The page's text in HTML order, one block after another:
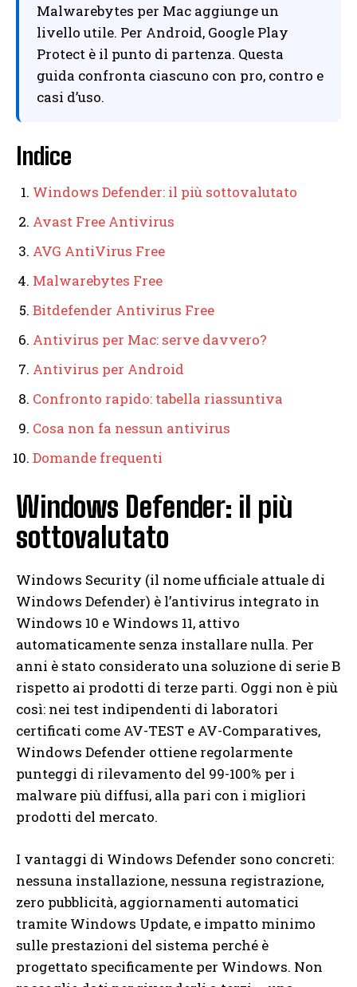
Malwarebytes per Mac aggiunge un
livello utile. Per Android, Google Play
Protect è il punto di partenza. Questa
guida confronta ciascuno con pro, contro e
casi d’uso.
Indice
Windows Defender: il più sottovalutato
Avast Free Antivirus
AVG AntiVirus Free
Malwarebytes Free
Bitdefender Antivirus Free
Antivirus per Mac: serve davvero?
Antivirus per Android
Confronto rapido: tabella riassuntiva
Cosa non fa nessun antivirus
Domande frequenti
Windows Defender: il più
sottovalutato
Windows Security (il nome ufficiale attuale di
Windows Defender) è l’antivirus integrato in
Windows 10 e Windows 11, attivo
automaticamente senza installare nulla. Per
anni è stato considerato una soluzione di serie B
rispetto ai prodotti di terze parti. Oggi non è più
così: nei test indipendenti di laboratori
certificati come AV-TEST e AV-Comparatives,
Windows Defender ottiene regolarmente
punteggi di rilevamento del 99-100% per i
malware più diffusi, alla pari con i migliori
prodotti del mercato.
I vantaggi di Windows Defender sono concreti:
nessuna installazione, nessuna registrazione,
zero pubblicità, aggiornamenti automatici
tramite Windows Update, e impatto minimo
sulle prestazioni del sistema perché è
progettato specificamente per Windows. Non